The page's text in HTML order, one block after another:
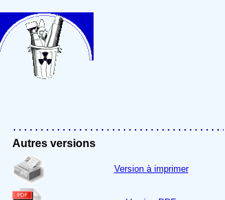
Autres versions
Version à imprimer